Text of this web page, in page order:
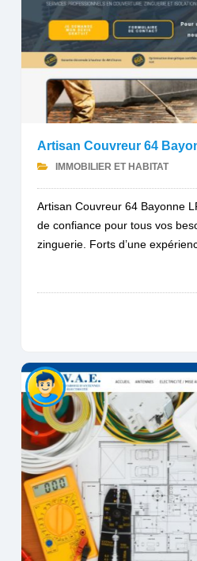
Artisan Couvreur 64
IMMOBILIER ET HABITAT
Artisan Couvreur 64 Bayonne
de confiance pour tous vos
zinguerie. Forts d’une